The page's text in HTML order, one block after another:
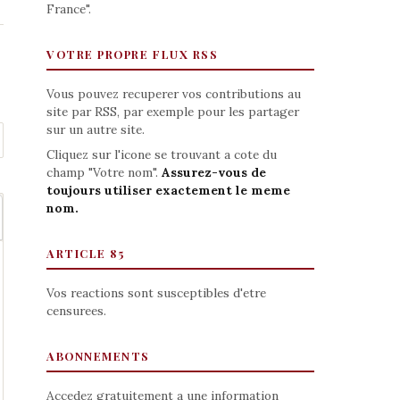
France".
VOTRE PROPRE FLUX RSS
Vous pouvez recuperer vos contributions au
site par RSS, par exemple pour les partager
sur un autre site.
Cliquez sur l'icone se trouvant a cote du
champ "Votre nom". Assurez-vous de
toujours utiliser exactement le meme
nom.
ARTICLE 85
Vos reactions sont susceptibles d'etre
censurees.
ABONNEMENTS
Accedez gratuitement a une information